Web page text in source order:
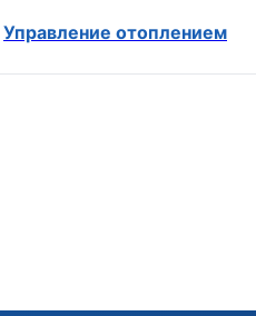
Управление отоплением